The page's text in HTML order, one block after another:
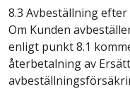
8.3 Avbeställning
Om Kunden
enligt punkt 8.1
återbetalning av